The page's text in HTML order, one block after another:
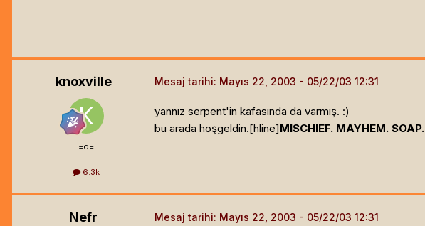
knoxville
=o=
6.3k
Mesaj tarihi: Mayıs 22, 2003
yannız serpent'in kafasında da varmış. :)
bu arada hoşgeldin.[hline]MISCHIEF. MAYHEM. SOAP.
Nefr Mesaj tarihi: Mayıs 22, 2003